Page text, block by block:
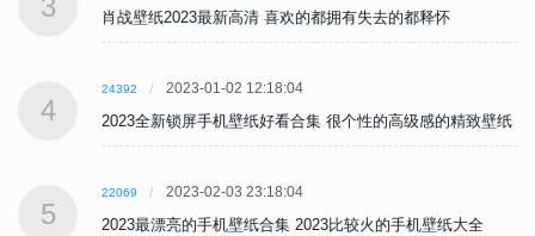
肖战壁纸2023最新高清 喜欢的都拥有失去的都释怀
4
24392 2023-01-02 12:18:04
2023全新锁屏手机壁纸好看合集 很个性的高级感的精致壁纸
5
22069 2023-02-03 23:18:04
2023最漂亮的手机壁纸合集 2023比较火的手机壁纸大全